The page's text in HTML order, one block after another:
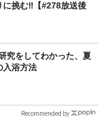
に挑む‼【#278放送後
究をしてわかった、夏
入浴方法
Recommended by